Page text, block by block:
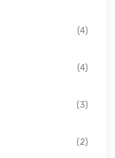
(4)
(4)
(3)
(2)